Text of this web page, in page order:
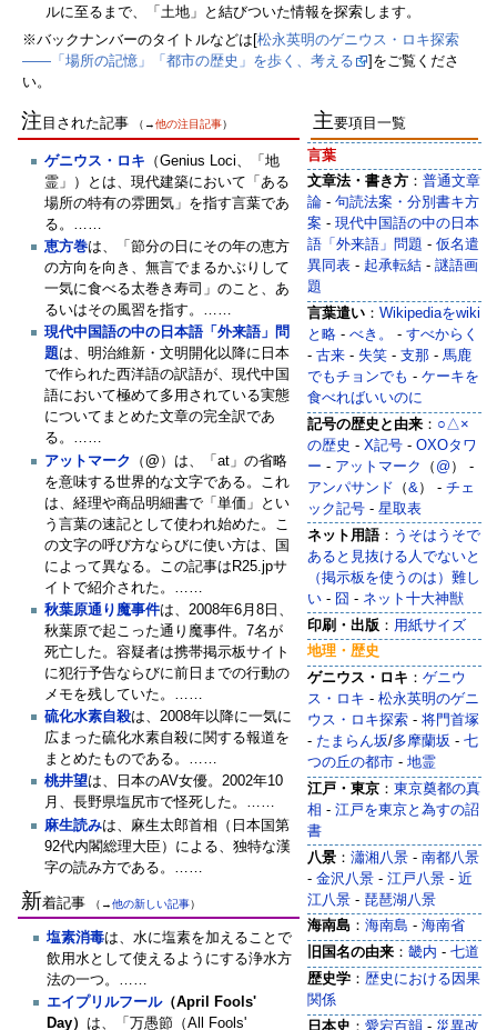
ルに至るまで、「土地」と結びついた情報を探索します。
※バックナンバーのタイトルなどは[松永英明のゲニウス・ロキ探索
――「場所の記憶」「都市の歴史」を歩く、考える
]をご覧くださ
い。
注 目された記事 （→他の注目記事）
‎ゲニウス・ロキ （Genius Loci、「地
霊」）とは、現代建築において「ある
場所の特有の雰囲気」を指す言葉であ
る。……
恵方巻は、「節分の日にその年の恵方
の方向を向き、無言でまるかぶりして
一気に食べる太巻き寿司」のこと、あ
るいはその風習を指す。……
現代中国語の中の日本語「外来語」問
題は、明治維新・文明開化以降に日本
で作られた西洋語の訳語が、現代中国
語において極めて多用されている実態
についてまとめた文章の完全訳であ
る。……
アットマーク （@ ）は、「at」の省略
を意味する世界的な文字である。これ
は、経理や商品明細書で「単価」とい
う言葉の速記として使われ始めた。こ
の文字の呼び方ならびに使い方は、国
によって異なる。この記事はR25.jpサ
イトで紹介された。……
秋葉原通り魔事件‎は、2008年6月8日、
秋葉原で起こった通り魔事件。7名が
死亡した。容疑者は携帯掲示板サイト
に犯行予告ならびに前日までの行動の
メモを残していた。……
硫化水素自殺は、2008年以降に一気に
広まった硫化水素自殺に関する報道を
まとめたものである。……
桃井望は、日本のAV女優。2002年10
月、長野県塩尻市で怪死した。……
麻生読みは、麻生太郎首相（日本国第
92代内閣総理大臣）による、独特な漢
字の読み方である。……
新着記事 （→他の新しい記事）
‎塩素消毒は、水に塩素を加えることで
飲用水として使えるようにする浄水方
法の一つ。……
エイプリルフール（April Fools'
Day） は、「万愚節（All Fools'
主要項目一覧
言葉
文章法・書き方 ：普通文章
論 -句読法案・分別書キ方
案 -現代中国語の中の日本
語「外来語」問題 -仮名遣
異同表 - 起承転結 -謎語画
題
言葉遣い ：Wikipediaをwiki
と略 -べき。 -すべからく
-古来 - 失笑 -支那 -馬鹿
でもチョンでも -‎ケーキを
食べればいいのに
記号の歴史と由来 ： ○△×
の歴史 -X記号 -OXOタワ
ー - アットマーク （ @ ） -
アンパサンド （&） -チェ
ック記号 -星取表
ネット用語： うそはうそで
あると見抜ける人でないと
（掲示板を使うのは）難し
い - 囧 - ネット十大神獣
印刷・出版 ： 用紙サイズ
地理・歴史
ゲニウス・ロキ ：ゲニウ
ス・ロキ -松永英明のゲニ
ウス・ロキ探索 -将門首塚
- たまらん坂/多摩蘭坂 -七
つの丘の都市 -地霊
江戸・東京 ：東京奠都の真
相 -江戸を東京と為すの詔
書
八景 ：瀟湘八景 -南都八景
-金沢八景 -江戸八景 -近
江八景 - 琵琶湖八景
海南島 ：海南島 -海南省
旧国名の由来 ：畿内 -七道
歴史学 ：歴史における因果
関係
日本史 ：愛宕百韻 - ‎災異改